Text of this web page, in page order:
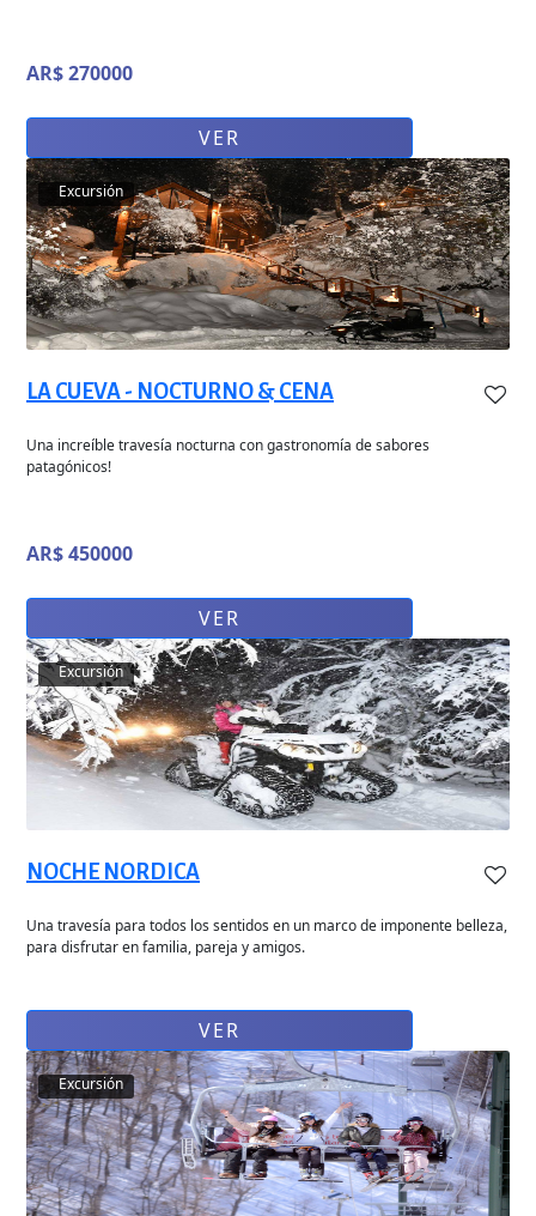
AR$ 270000
VER
Excursión
LA CUEVA - NOCTURNO & CENA
Una increíble travesía nocturna con gastronomía de sabores
patagónicos!
AR$ 450000
VER
Excursión
NOCHE NORDICA
Una travesía para todos los sentidos en un marco de imponente belleza,
para disfrutar en familia, pareja y amigos.
VER
Excursión